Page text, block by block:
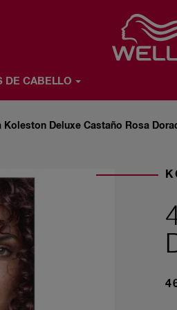
DE CABELLO
Koleston Deluxe Castaño Rosa